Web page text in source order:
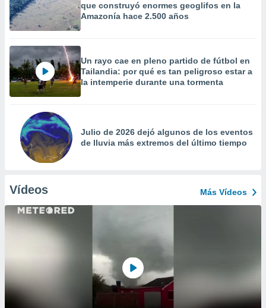
que construyó enormes geoglifos en la
Amazonía hace 2.500 años
Un rayo cae en pleno partido de fútbol en
Tailandia: por qué es tan peligroso estar a
la intemperie durante una tormenta
Julio de 2026 dejó algunos de los eventos
de lluvia más extremos del último tiempo
Vídeos Más Vídeos